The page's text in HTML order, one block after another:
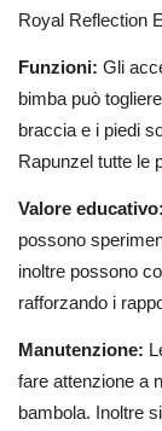
Royal Reflection
Funzioni: Gli
bimba può
braccia e i piedi
Rapunzel tutte le
Valore educativo:
possono
inoltre possono
rafforzando i
Manutenzione:
fare attenzione a
bambola. Inoltre